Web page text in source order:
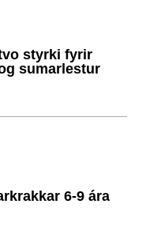
styrki fyrir
sumarlestur
6-9 ára